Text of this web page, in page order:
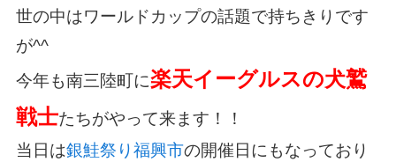
世の中はワールドカップの話題で持ちきりです
が^^
今年も南三陸町に楽天イーグルスの犬鷲
戦士たちがやって来ます！！
当日は銀鮭祭り福興市の開催日にもなっており